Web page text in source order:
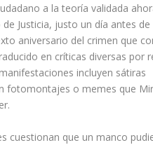
a la teoría validada
Justicia, justo un día antes de
aniversario del crimen que
en críticas diversas por
incluyen sátiras
fotomontajes o memes que
cuestionan que un manco